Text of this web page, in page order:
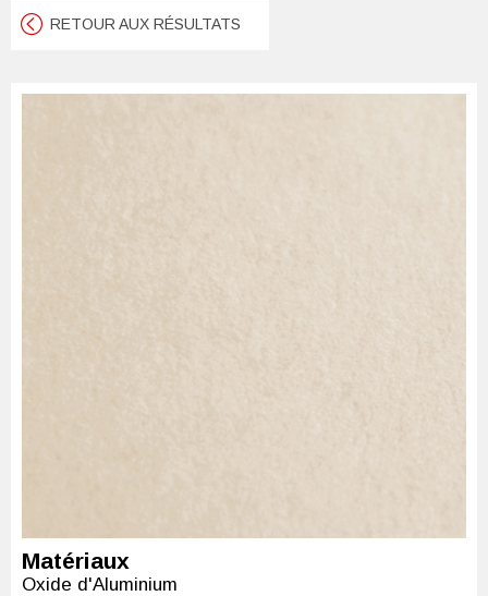
RETOUR AUX RÉSULTATS
Matériaux
Oxide d'Aluminium